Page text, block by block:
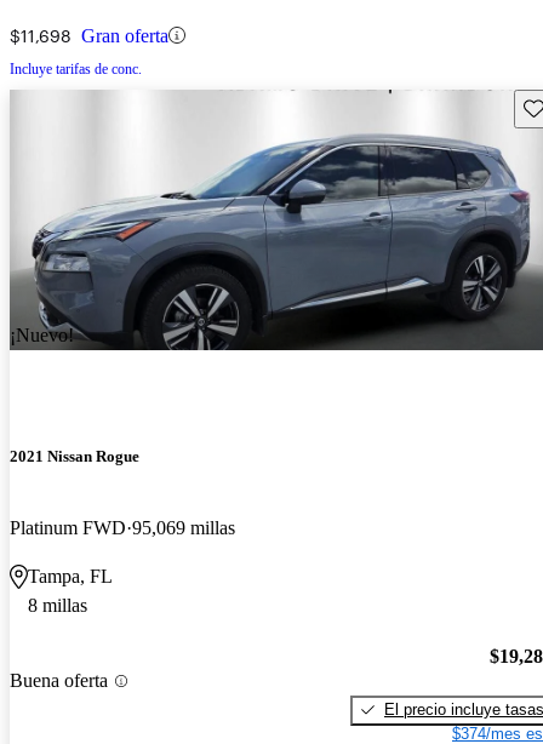
$11,698 Gran oferta
Incluye tarifas de conc.
¡Nuevo!
2021 Nissan Rogue
Platinum FWD 95,069 millas
Tampa, FL
8 millas
Buena oferta
El precio incluye tasas
$374/mes